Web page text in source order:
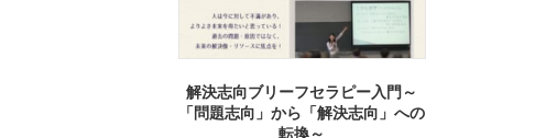
解決志向ブリーフセラピー入門～
「問題志向」から「解決志向」への
転換～